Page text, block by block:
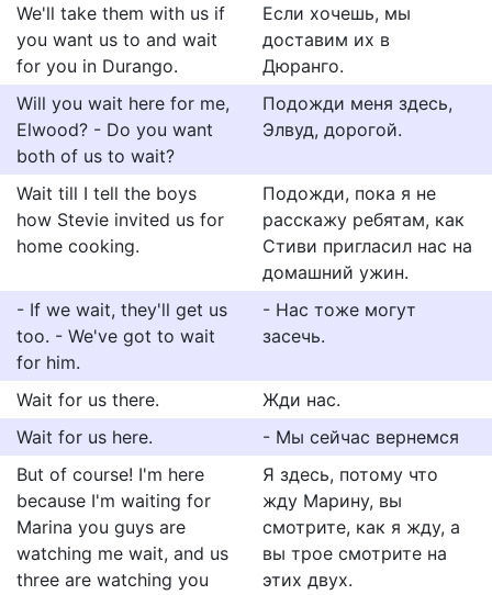
We'll take them with us if
you want us to and wait
for you in Durango.
Если хочешь, мы
доставим их в
Дюранго.
Will you wait here for me,
Elwood? - Do you want
both of us to wait?
Подожди меня здесь,
Элвуд, дорогой.
Wait till I tell the boys
how Stevie invited us for
home cooking.
Подожди, пока я не
расскажу ребятам, как
Стиви пригласил нас на
домашний ужин.
- If we wait, they'll get us
too. - We've got to wait
for him.
- Нас тоже могут
засечь.
Wait for us there.
Жди нас.
Wait for us here.
- Мы сейчас вернемся
But of course! I'm here
because I'm waiting for
Marina you guys are
watching me wait, and us
three are watching you
Я здесь, потому что
жду Марину, вы
смотрите, как я жду, а
вы трое смотрите на
этих двух.